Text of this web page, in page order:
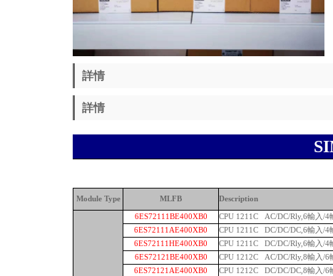
詳情
詳情
Module Type MLFB Description
6ES72111BE400XB0 CPU 1211C AC/DC/Rly,6輸入/4
6ES72111AE400XB0
CPU 1211C DC/DC/DC,6輸入/4
6ES72111HE400XB0
CPU 1211C DC/DC/Rly,6輸入/4
6ES72121BE400XB0
CPU 1212C AC/DC/Rly,8輸入/6
6ES72121AE400XB0
CPU 1212C DC/DC/DC,8輸入/6